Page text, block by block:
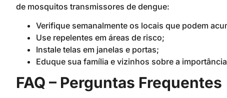
de mosquitos transmissores de dengue:
Verifique semanalmente os locais que podem
Use repelentes em áreas de risco;
Instale telas em janelas e portas;
Eduque sua família e vizinhos sobre a
FAQ – Perguntas Frequentes